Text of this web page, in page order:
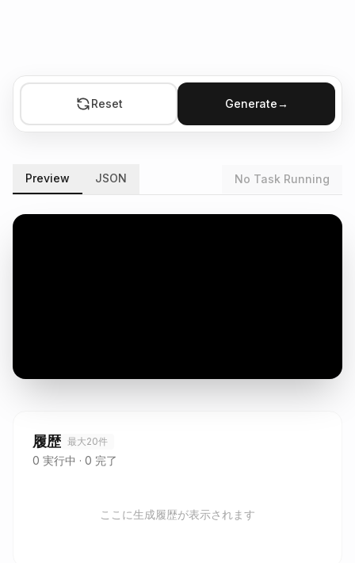
Reset Generate→
Preview JSON No Task Running
履歴 最大20件
0 実行中 · 0 完了
ここに生成履歴が表示されます